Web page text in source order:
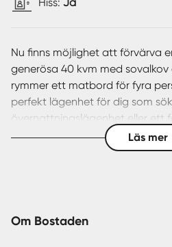
Nu finns möjlighet att förvärva
generösa 40 kvm med
rymmer ett matbord för fyra
perfekt lägenhet för dig som
övernattningslägenhet eller ett
Lägenheten ligger belägen på
österläge bidrar till ännu mer
dig att njuta av din
Läs mer
Om Bostaden